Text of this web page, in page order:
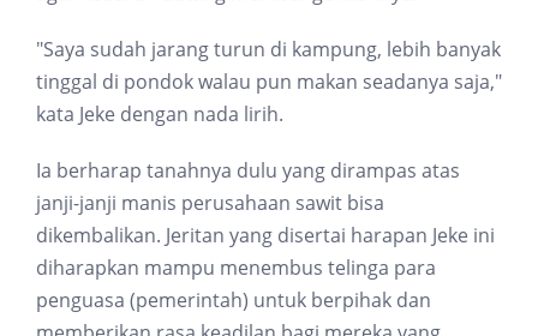
"Saya sudah jarang turun di kampung, lebih banyak
tinggal di pondok walau pun makan seadanya saja,"
kata Jeke dengan nada lirih.
Ia berharap tanahnya dulu yang dirampas atas
janji-janji manis perusahaan sawit bisa
dikembalikan. Jeritan yang disertai harapan Jeke ini
diharapkan mampu menembus telinga para
penguasa (pemerintah) untuk berpihak dan